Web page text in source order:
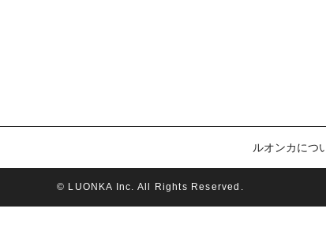
ルオンカにつ
© LUONKA Inc. All Rights Reserved.